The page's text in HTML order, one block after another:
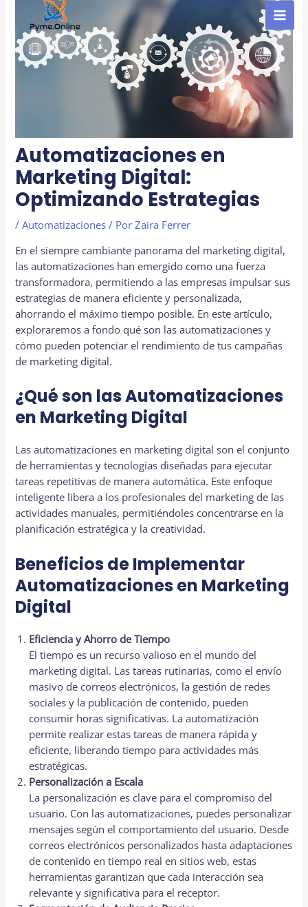
contenido
Automatizaciones en
Marketing Digital:
Optimizando Estrategias
/Automatizaciones / PorZaira Ferrer
En el siempre cambiante panorama del marketing digital,
las automatizaciones han emergido como una fuerza
transformadora, permitiendo a las empresas impulsar sus
estrategias de manera eficiente y personalizada,
ahorrando el máximo tiempo posible. En este artículo,
exploraremos a fondo qué son las automatizaciones y
cómo pueden potenciar el rendimiento de tus campañas
de marketing digital.
¿Qué son las Automatizaciones
en Marketing Digital
Las automatizaciones en marketing digital son el conjunto
de herramientas y tecnologías diseñadas para ejecutar
tareas repetitivas de manera automática. Este enfoque
inteligente libera a los profesionales del marketing de las
actividades manuales, permitiéndoles concentrarse en la
planificación estratégica y la creatividad.
Beneficios de Implementar
Automatizaciones en Marketing
Digital
Eficiencia y Ahorro de Tiempo
El tiempo es un recurso valioso en el mundo del
marketing digital. Las tareas rutinarias, como el envío
masivo de correos electrónicos, la gestión de redes
sociales y la publicación de contenido, pueden
consumir horas significativas. La automatización
permite realizar estas tareas de manera rápida y
eficiente, liberando tiempo para actividades más
estratégicas.
Personalización a Escala
La personalización es clave para el compromiso del
usuario. Con las automatizaciones, puedes personalizar
mensajes según el comportamiento del usuario. Desde
correos electrónicos personalizados hasta adaptaciones
de contenido en tiempo real en sitios web, estas
herramientas garantizan que cada interacción sea
relevante y significativa para el receptor.